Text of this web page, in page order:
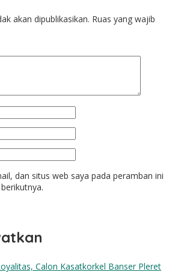
akan dipublikasikan. Ruas yang wajib
dan situs web saya pada peramban ini